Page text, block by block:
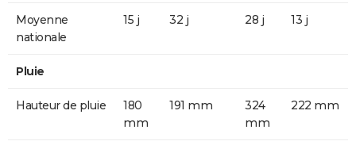
Moyenne
nationale
15 j 32 j 28 j 13 j
Pluie
Hauteur de pluie
180
mm
191 mm
324
mm
222 mm